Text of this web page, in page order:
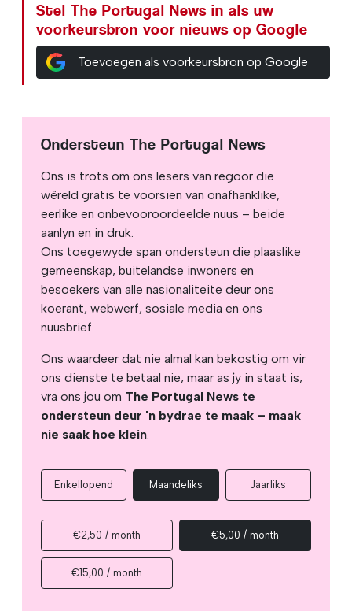
Stel The Portugal News in als uw
voorkeursbron voor nieuws op Google
Toevoegen als voorkeursbron op Google
Ondersteun The Portugal News
Ons is trots om ons lesers van regoor die
wêreld gratis te voorsien van onafhanklike,
eerlike en onbevooroordeelde nuus – beide
aanlyn en in druk.
Ons toegewyde span ondersteun die plaaslike
gemeenskap, buitelandse inwoners en
besoekers van alle nasionaliteite deur ons
koerant, webwerf, sosiale media en ons
nuusbrief.
Ons waardeer dat nie almal kan bekostig om vir
ons dienste te betaal nie, maar as jy in staat is,
vra ons jou om The Portugal News te
ondersteun deur 'n bydrae te maak – maak
nie saak hoe klein.
Enkellopend Maandeliks Jaarliks
€2,50 / month €5,00 / month
€15,00 / month